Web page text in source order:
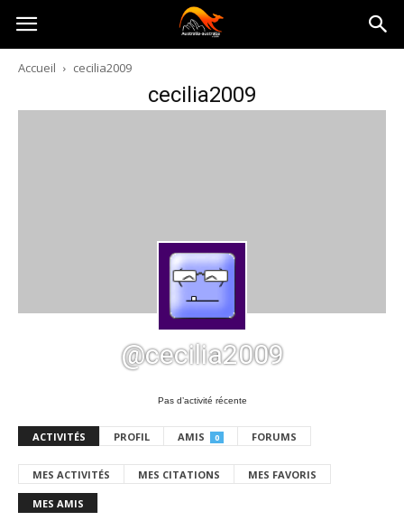
Australia-
australie.com
Accueil cecilia2009
cecilia2009
@cecilia2009
Pas d’activité récente
ACTIVITÉS PROFIL AMIS 0 FORUMS
MES ACTIVITÉS MES CITATIONS MES FAVORIS
MES AMIS